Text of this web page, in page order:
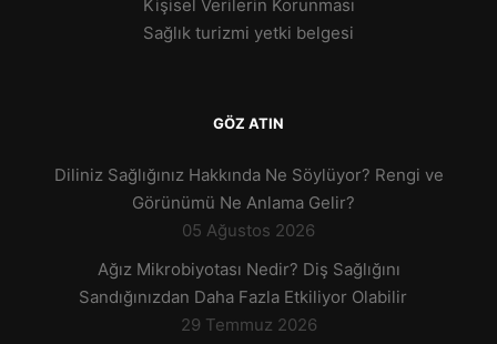
Kişisel Verilerin Korunması
Sağlık turizmi yetki belgesi
GÖZ ATIN
Diliniz Sağlığınız Hakkında Ne Söylüyor? Rengi ve
Görünümü Ne Anlama Gelir?
05 Ağustos 2026
Ağız Mikrobiyotası Nedir? Diş Sağlığını
Sandığınızdan Daha Fazla Etkiliyor Olabilir
29 Temmuz 2026